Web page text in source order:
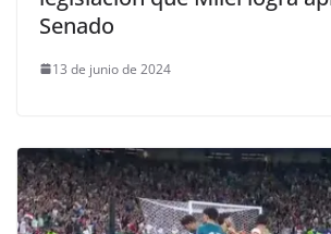
Senado
13 de junio de 2024